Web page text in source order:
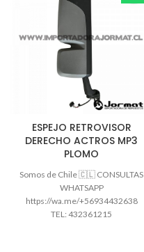
ESPEJO RETROVISOR
DERECHO ACTROS MP3
PLOMO
Somos de Chile 🇨🇱 CONSULTAS
WHATSAPP
https://wa.me/+56934432638
TEL: 432361215